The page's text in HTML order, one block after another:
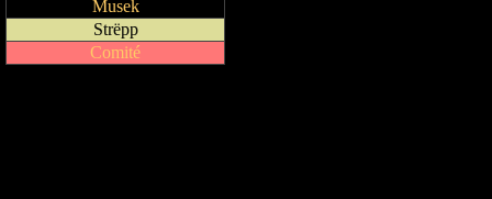
Musek
Strëpp
Comité